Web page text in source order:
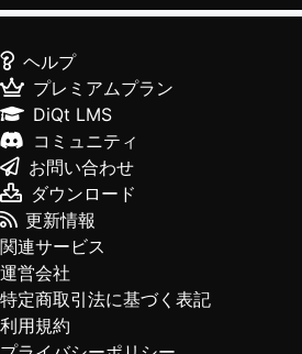
ヘルプ
プレミアムプラン
DiQt LMS
コミュニティ
お問い合わせ
ダウンロード
更新情報
関連サービス
運営会社
特定商取引法に基づく表記
利用規約